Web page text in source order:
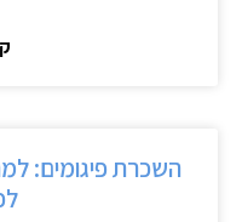
השכרת פיגומים: למה